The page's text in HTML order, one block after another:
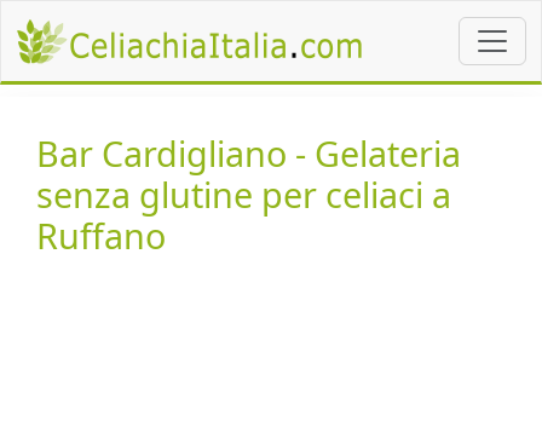
Bar Cardigliano - Gelateria
senza glutine per celiaci a
Ruffano